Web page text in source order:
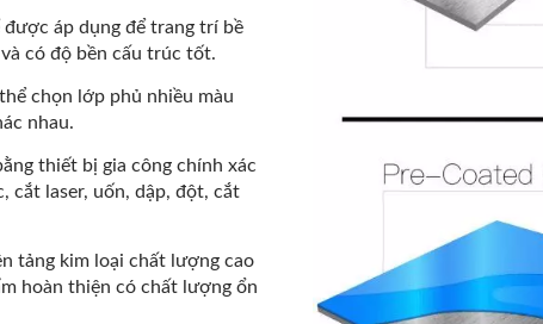
được áp dụng để trang trí bề
có độ bền cấu trúc tốt.
chọn lớp phủ nhiều màu
nhau.
thiết bị gia công chính xác
cắt laser, uốn, dập, đột, cắt
tảng kim loại chất lượng cao
hoàn thiện có chất lượng ổn